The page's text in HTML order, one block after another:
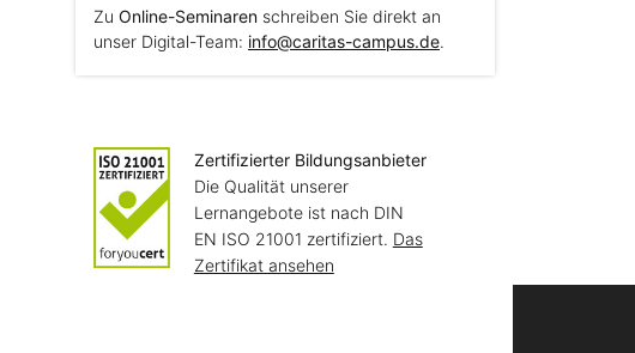
Zu Online-Seminaren schreiben Sie direkt an
unser Digital-Team: info@caritas-campus.de.
Zertifizierter Bildungsanbieter
Die Qualität unserer
Lernangebote ist nach DIN
EN ISO 21001 zertifiziert. Das
Zertifikat ansehen